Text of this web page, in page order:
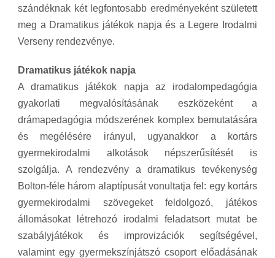
szándéknak két legfontosabb eredményeként született
meg a Dramatikus játékok napja és a Legere Irodalmi
Verseny rendezvénye.
Dramatikus játékok napja
A dramatikus játékok napja az irodalompedagógia
gyakorlati megvalósításának eszközeként a
drámapedagógia módszerének komplex bemutatására
és megélésére irányul, ugyanakkor a kortárs
gyermekirodalmi alkotások népszerűsítését is
szolgálja. A rendezvény a dramatikus tevékenység
Bolton-féle három alaptípusát vonultatja fel: egy kortárs
gyermekirodalmi szövegeket feldolgozó, játékos
állomásokat létrehozó irodalmi feladatsort mutat be
szabályjátékok és improvizációk segítségével,
valamint egy gyermekszínjátszó csoport előadásának